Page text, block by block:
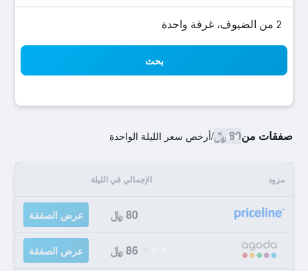
2 من الضيوف، غرفة واحدة
بحث
صفقات من80 ﷼ /أرخص سعر الليلة الواحدة
مزود الإجمالي في الليلة
80 ﷼ عرض الصفقة
86 ﷼ عرض الصفقة